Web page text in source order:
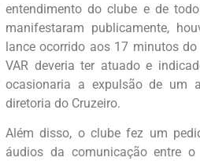
entendimento do clube e de
manifestaram publicamente,
lance ocorrido aos 17 minutos
VAR deveria ter atuado e
ocasionaria a expulsão de um
diretoria do Cruzeiro.
Além disso, o clube fez um
áudios da comunicação entre